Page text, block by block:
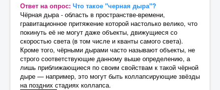
Ответ на опрос: Что такое "черная дыра"?
Чёрная дыра - область в пространстве-времени,
гравитационное притяжение которой настолько велико, что
покинуть её не могут даже объекты, движущиеся со
скоростью света (в том числе и кванты самого света).
Кроме того, чёрными дырами часто называют объекты, не
строго соответствующие данному выше определению, а
лишь приближающиеся по своим свойствам к такой чёрной
дыре — например, это могут быть коллапсирующие звёзды
на поздних стадиях коллапса.